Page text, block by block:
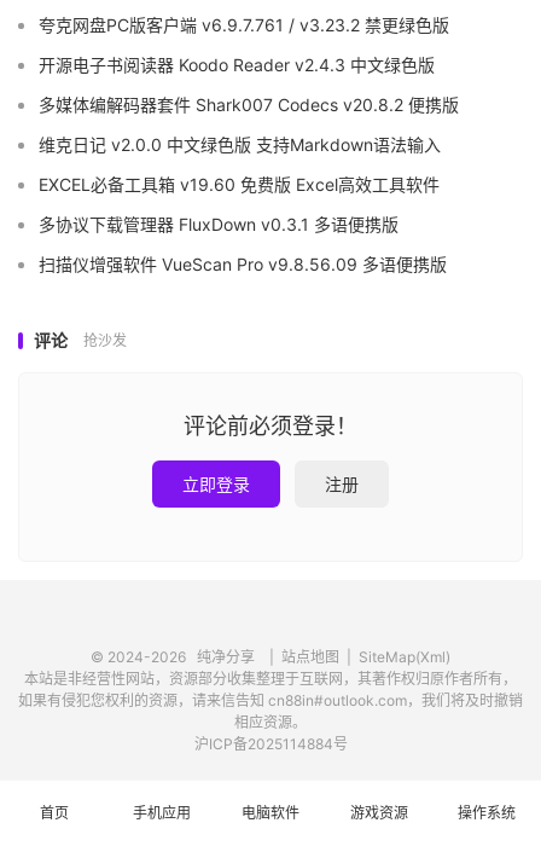
夸克网盘PC版客户端 v6.9.7.761 / v3.23.2 禁更绿色版
开源电子书阅读器 Koodo Reader v2.4.3 中文绿色版
多媒体编解码器套件 Shark007 Codecs v20.8.2 便携版
维克日记 v2.0.0 中文绿色版 支持Markdown语法输入
EXCEL必备工具箱 v19.60 免费版 Excel高效工具软件
多协议下载管理器 FluxDown v0.3.1 多语便携版
扫描仪增强软件 VueScan Pro v9.8.56.09 多语便携版
评论 抢沙发
评论前必须登录！
立即登录 注册
© 2024-2026 纯净分享 站点地图
SiteMap(Xml)
本站是非经营性网站，资源部分收集整理于互联网，其著作权归原作者所有，
如果有侵犯您权利的资源，请来信告知 cn88in#outlook.com，我们将及时撤销
相应资源。
沪ICP备2025114884号
首页 手机应用 电脑软件 游戏资源 操作系统